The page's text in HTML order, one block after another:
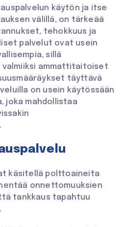
käytön ja itse
välillä, on tärkeää
tehokkuus ja
palvelut ovat usein
sillä
valmiiksi ammattitaitoiset
täyttävä
on usein käytössään
joka mahdollistaa
käsitellä polttoaineita
onnettomuuksien
tankkaus tapahtuu